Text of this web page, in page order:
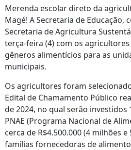
Merenda escolar direto da
Magé! A Secretaria de Educação,
Secretaria de Agricultura
terça-feira (4) com os
gêneros alimentícios para as
municipais.
Os agricultores foram
Edital de Chamamento Público
de 2024, no qual serão investidos
PNAE (Programa Nacional de
cerca de R$4.500.000 (4 milhões e
famílias fornecedoras de